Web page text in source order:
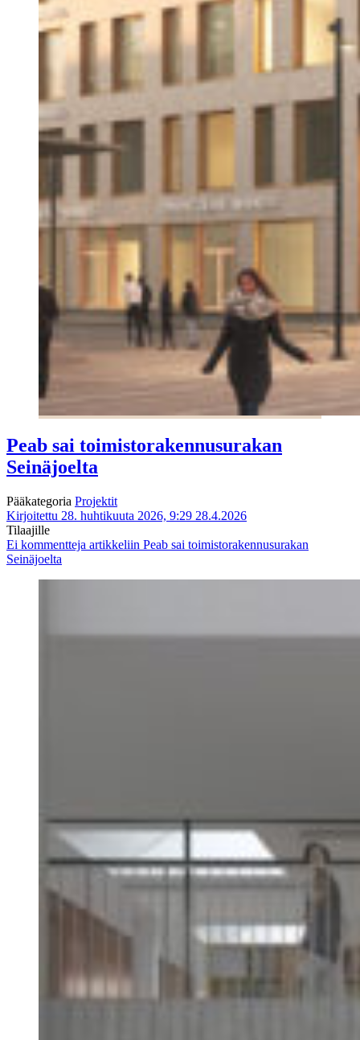
Peab sai toimistorakennusurakan
Seinäjoelta
Pääkategoria Projektit
Kirjoitettu 28. huhtikuuta 2026, 9:29 28.4.2026
Tilaajille
Ei kommentteja artikkeliin Peab sai toimistorakennusurakan
Seinäjoelta